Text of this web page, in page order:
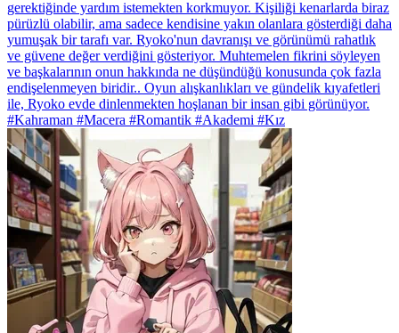
gerektiğinde yardım istemekten korkmuyor. Kişiliği kenarlarda biraz
pürüzlü olabilir, ama sadece kendisine yakın olanlara gösterdiği daha
yumuşak bir tarafı var. Ryoko'nun davranışı ve görünümü rahatlık
ve güvene değer verdiğini gösteriyor. Muhtemelen fikrini söyleyen
ve başkalarının onun hakkında ne düşündüğü konusunda çok fazla
endişelenmeyen biridir.. Oyun alışkanlıkları ve gündelik kıyafetleri
ile, Ryoko evde dinlenmekten hoşlanan bir insan gibi görünüyor.
#Kahraman #Macera #Romantik #Akademi #Kız